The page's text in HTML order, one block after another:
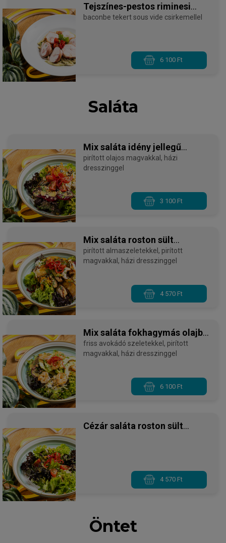
Tejszínes-pestos riminesi
tészta
baconbe tekert sous vide csirkemellel
6 100 Ft
Saláta
Mix saláta idény jellegű
zöldségekkel
pirított olajos magvakkal, házi
dresszinggel
3 100 Ft
Mix saláta roston sült
csirkemellel
pirított almaszeletekkel, pirított
magvakkal, házi dresszinggel
4 570 Ft
Mix saláta fokhagymás olajba
forgatott garnélarákkal
friss avokádó szeletekkel, pirított
magvakkal, házi dresszinggel
6 100 Ft
Cézár saláta roston sült
4 570 Ft
Öntet